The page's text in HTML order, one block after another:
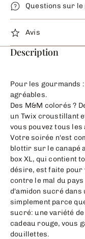
Questions sur
Avis
Description
Pour les gourmands
agréables.
Des M&M colorés ?
un Twix croustillant
vous pouvez tous les
Votre soirée n'est
blottir sur le canapé
box XL, qui contient
désire, est faite pour
contre le mal du
d'amidon sucré
simplement parce
sucré: une variété
cadeau rouge, vous
douillettes.